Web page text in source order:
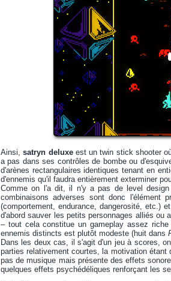
Ainsi,satryn deluxeest un twin stick shooter
a pas dans ses contrôles de bombe ou
d'arènes rectangulaires identiques tenant en
d'ennemis qu'il faudra entièrement exterminer
Comme on l'a dit, il n'y a pas de level
combinaisons adverses sont donc l'élément
(comportement, endurance, dangerosité, etc.)
d'abord sauver les petits personnages alliés ou
– tout cela constitue un gameplay assez
ennemis distincts est plutôt modeste (huit dans
Dans les deux cas, il s'agit d'un jeu à scores,
parties relativement courtes, la motivation
pas de musique mais présente des effets
quelques effets psychédéliques renforçant les